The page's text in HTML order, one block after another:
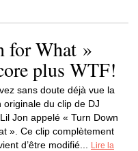
for What »
plus WTF!
sans doute déjà vue la
originale du clip de DJ
Jon appelé « Turn Down
». Ce clip complètement
d’être modifié...
Lire la